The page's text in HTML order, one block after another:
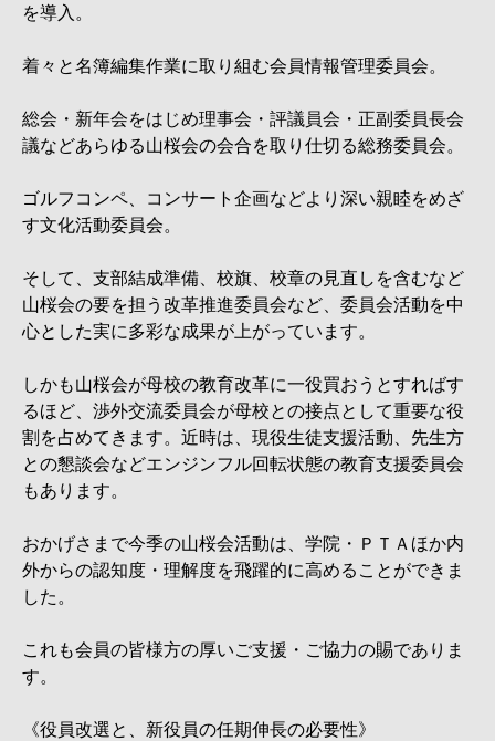
を導入。
着々と名簿編集作業に取り組む会員情報管理委員会。
総会・新年会をはじめ理事会・評議員会・正副委員長会
議などあらゆる山桜会の会合を取り仕切る総務委員会。
ゴルフコンペ、コンサート企画などより深い親睦をめざ
す文化活動委員会。
そして、支部結成準備、校旗、校章の見直しを含むなど
山桜会の要を担う改革推進委員会など、委員会活動を中
心とした実に多彩な成果が上がっています。
しかも山桜会が母校の教育改革に一役買おうとすればす
るほど、渉外交流委員会が母校との接点として重要な役
割を占めてきます。近時は、現役生徒支援活動、先生方
との懇談会などエンジンフル回転状態の教育支援委員会
もあります。
おかげさまで今季の山桜会活動は、学院・ＰＴＡほか内
外からの認知度・理解度を飛躍的に高めることができま
した。
これも会員の皆様方の厚いご支援・ご協力の賜でありま
す。
《役員改選と、新役員の任期伸長の必要性》